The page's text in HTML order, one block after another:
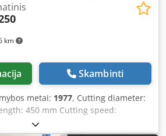
km
Skambinti
metai: 1977, Cutting diameter:
450 mm Cutting speed:
min Dkodpfx Ajcxxw Uofwer